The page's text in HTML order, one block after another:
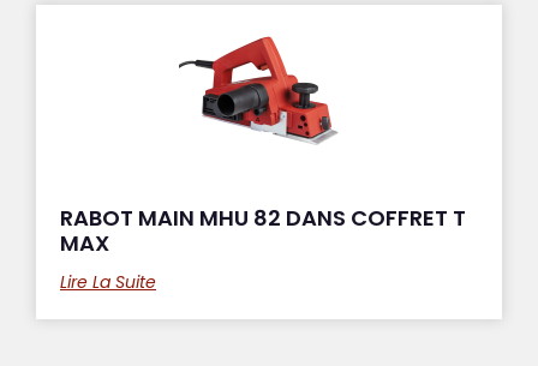
RABOT MAIN MHU 82 DANS COFFRET T
MAX
Lire La Suite